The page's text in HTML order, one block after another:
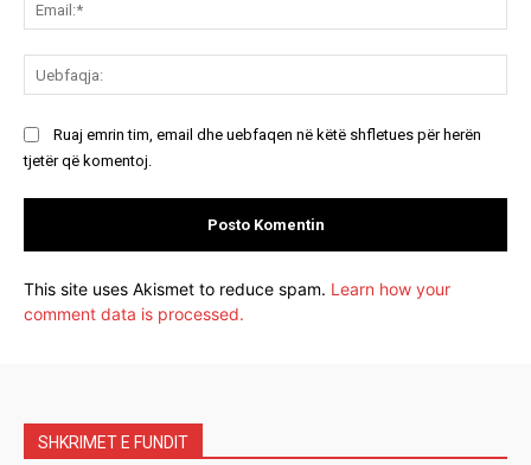
Ruaj emrin tim, email dhe uebfaqen në këtë shfletues për herën
tjetër që komentoj.
This site uses Akismet to reduce spam. Learn how your
comment data is processed.
SHKRIMET E FUNDIT